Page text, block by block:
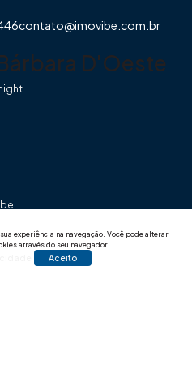
experiência na navegação. Você pode alterar
através do seu navegador.
Aceito
contato@imovibe.com.br
D'Oeste